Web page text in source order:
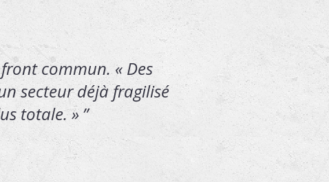
commun. « Des
secteur déjà fragilisé
totale. »